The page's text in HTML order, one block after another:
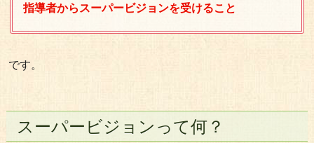
指導者からスーパービジョンを受けること
です。
スーパービジョンって何？